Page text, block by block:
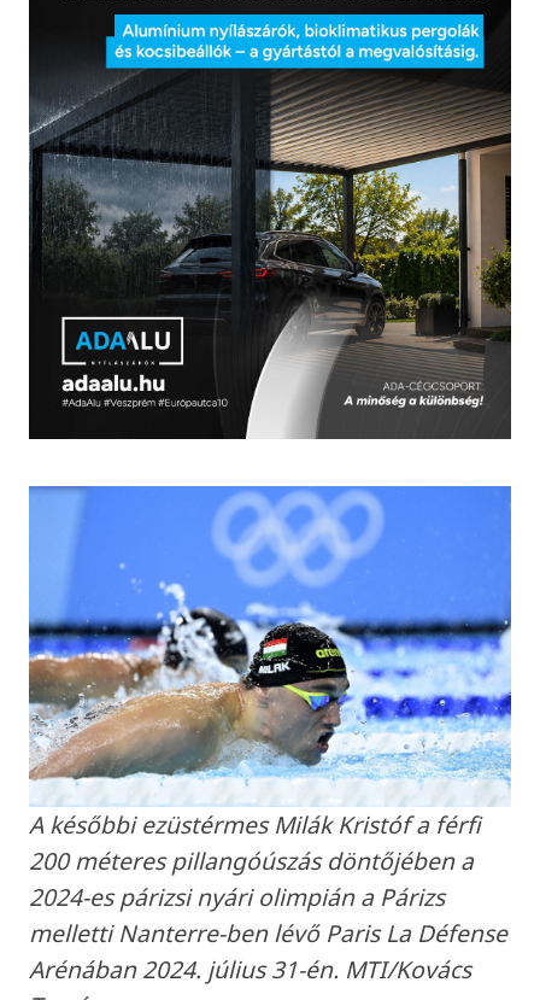
A későbbi ezüstérmes Milák Kristóf a férfi
200 méteres pillangóúszás döntőjében a
2024-es párizsi nyári olimpián a Párizs
melletti Nanterre-ben lévő Paris La Défense
Arénában 2024. július 31-én. MTI/Kovács